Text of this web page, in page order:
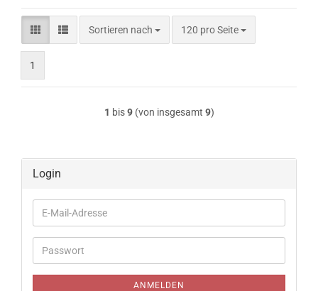
Sortieren nach
Sortieren nach 120 pro Seite
pro Seite
1
1 bis9(von insgesamt 9)
Login
E-
Mail-
Adresse
Passwort
ANMELDEN